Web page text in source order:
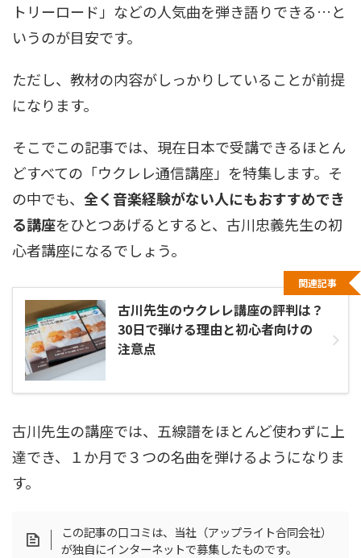
トリーロード」などの人気曲を弾き語りできる…と
いうのが目安です。
ただし、教材の内容がしっかりしていることが前提
になります。
そこでこの記事では、現在日本で受講できるほとん
どすべての「ウクレレ通信講座」を特集します。そ
の中でも、 全く音楽経験がない人にもおすすめでき
る講座をひとつあげるとすると、古川忠義先生の初
心者講座になるでしょう。
古川先生のウクレレ講座の評判は？
30日で弾ける理由と初心者向けの
注意点
関連記事
古川先生の講座では、五線譜をほとんど使わずに上
達でき、１か月で３つの名曲を弾けるようになりま
す。
この記事の口コミは、当社（アップライト合同会社）
が独自にインターネットで募集したものです。